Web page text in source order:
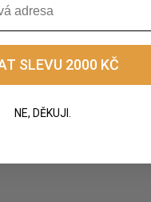
SLEVU 2000 KČ
NE, DĚKUJI.